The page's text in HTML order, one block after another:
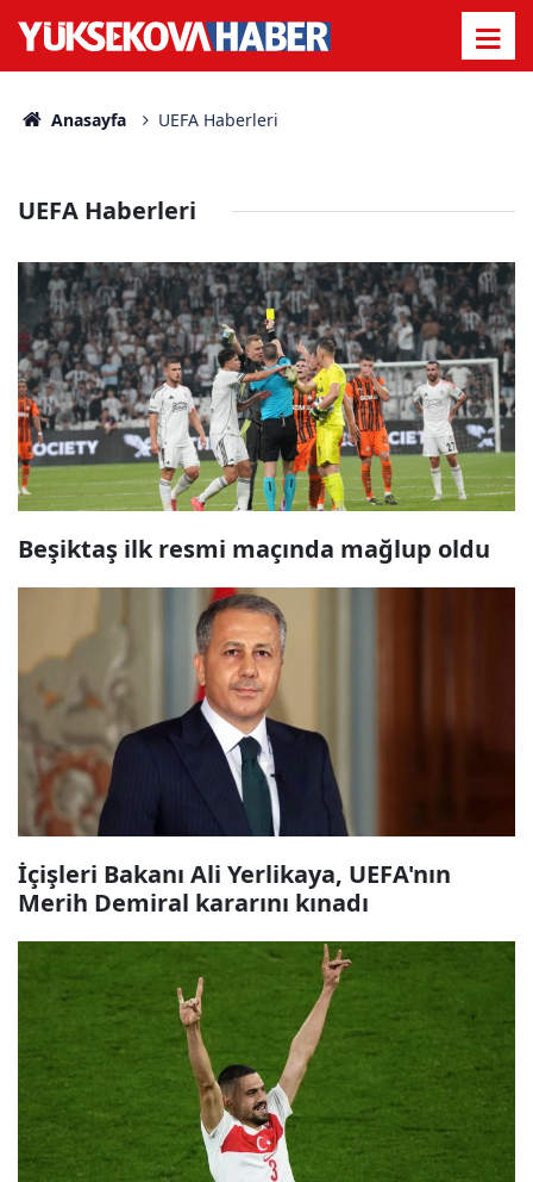
Anasayfa UEFA Haberleri
UEFA Haberleri
Beşiktaş ilk resmi maçında mağlup oldu
İçişleri Bakanı Ali Yerlikaya, UEFA'nın
Merih Demiral kararını kınadı